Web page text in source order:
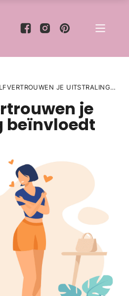
JE UITSTRALING
je
beïnvloedt